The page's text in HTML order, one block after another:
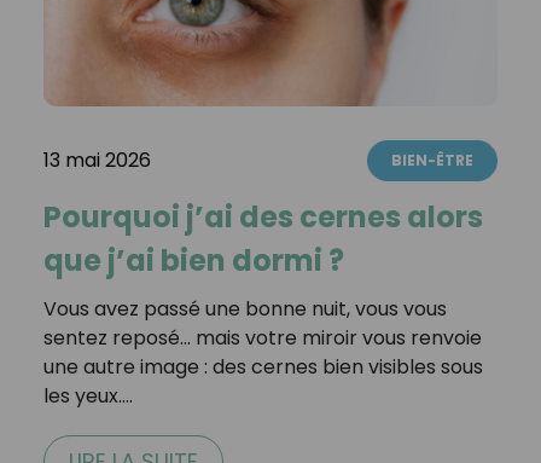
13 mai 2026 BIEN-ÊTRE
Pourquoi j’ai des cernes alors
que j’ai bien dormi ?
Vous avez passé une bonne nuit, vous vous
sentez reposé… mais votre miroir vous renvoie
une autre image : des cernes bien visibles sous
les yeux.…